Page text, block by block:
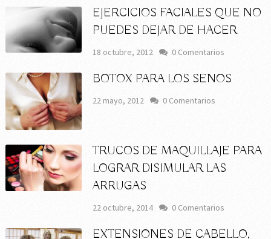
EJERCICIOS FACIALES QUE NO
PUEDES DEJAR DE HACER
18 octubre, 2012 0 Comentarios
BOTOX PARA LOS SENOS
22 mayo, 2012 0 Comentarios
TRUCOS DE MAQUILLAJE PARA
LOGRAR DISIMULAR LAS
ARRUGAS
22 octubre, 2014 0 Comentarios
EXTENSIONES DE CABELLO,